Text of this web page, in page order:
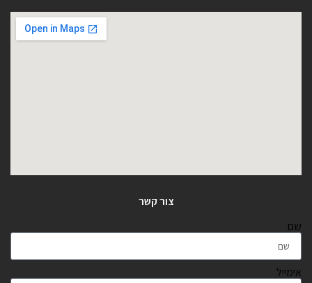
צור קשר
שם
אימייל